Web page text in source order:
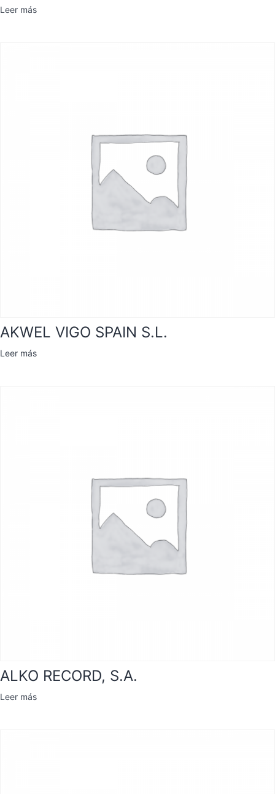
Leer más
AKWEL VIGO SPAIN S.L.
Leer más
ALKO RECORD, S.A.
Leer más